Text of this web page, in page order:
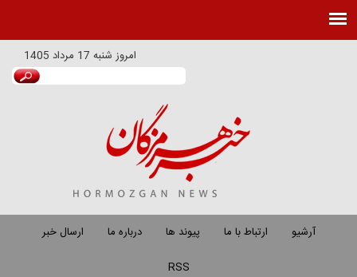
امروز شنبه 17 مرداد 1405
آرشیو ارتباط با ما پیوند ها درباره ما
ارسال خبر
RSS